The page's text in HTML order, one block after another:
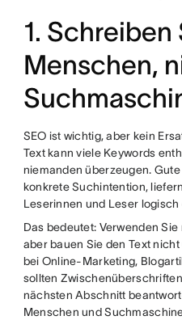
1. Schreiben
Menschen,
SEO ist wichtig, aber kein
Text kann viele Keywords
niemanden überzeugen.
konkrete Suchintention,
Leserinnen und Leser
Das bedeutet: Verwenden
aber bauen Sie den Text
bei Online-Marketing,
sollten
nächsten Abschnitt
Menschen und